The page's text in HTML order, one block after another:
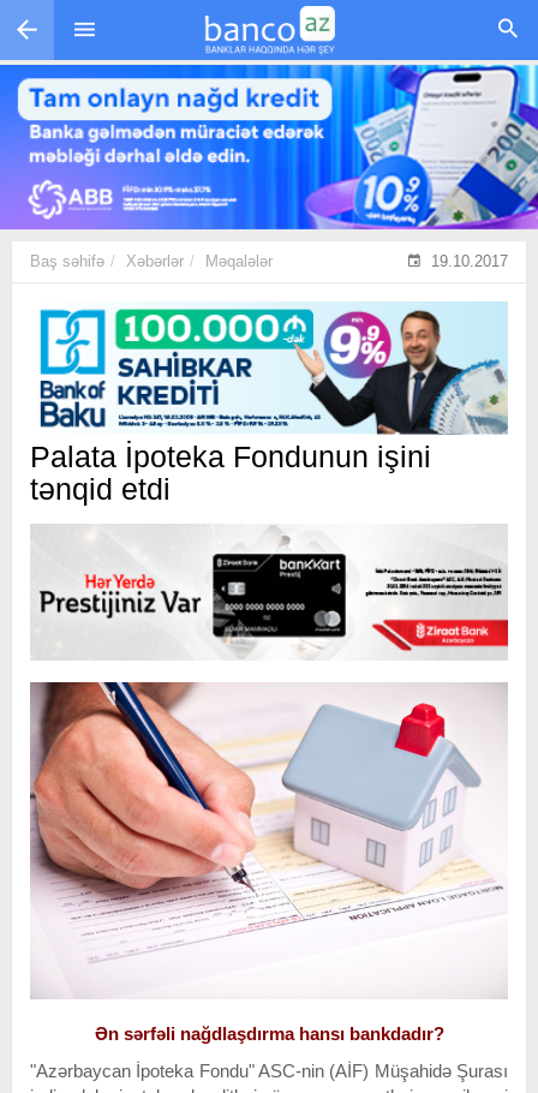
Skip to main content
Baş səhifə Xəbərlər Məqalələr 19.10.2017
Palata İpoteka Fondunun işini
tənqid etdi
Ən sərfəli nağdlaşdırma hansı bankdadır?
"Azərbaycan İpoteka Fondu" ASC-nin (AİF) Müşahidə Şurası